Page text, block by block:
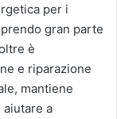
per i
gran parte
è
e riparazione
mantiene
aiutare a